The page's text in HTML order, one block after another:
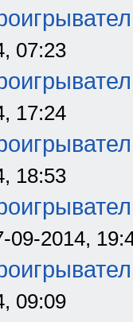
07:23
17:24
18:53
09-2014,
09:09